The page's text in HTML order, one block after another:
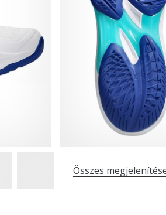
Összes